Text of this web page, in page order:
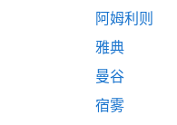
阿姆利则
雅典
曼谷
宿雾